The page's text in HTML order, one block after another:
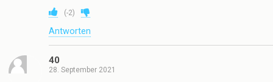
(-2)
Antworten
40
28. September 2021